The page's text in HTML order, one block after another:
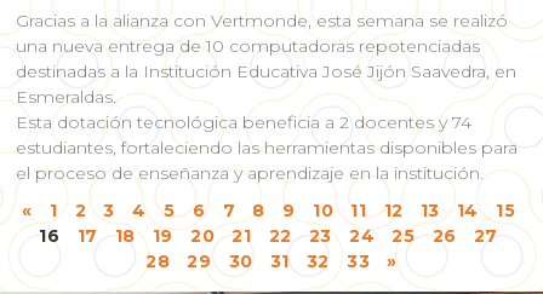
Gracias a la alianza con Vertmonde, esta semana se realizó
una nueva entrega de 10 computadoras repotenciadas
destinadas a la Institución Educativa José Jijón Saavedra, en
Esmeraldas.
Esta dotación tecnológica beneficia a 2 docentes y 74
estudiantes, fortaleciendo las herramientas disponibles para
el proceso de enseñanza y aprendizaje en la institución.
«
1 2 3 4 5 6 7 8 9 10 11 12 13 14
15
16
17 18 19 20 21 22 23 24 25 26
27
28
29 30 31 32 33 »